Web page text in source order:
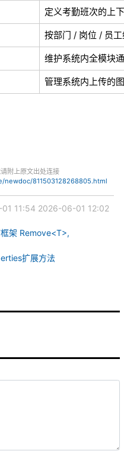
定义考勤班次的上
按部门 / 岗位 / 员
维护系统内全模块
管理系统内上传的
附上原文出处连接
811503128268805.html
11:54 2026-06-01 12:02
架 Remove<T>,
扩展方法